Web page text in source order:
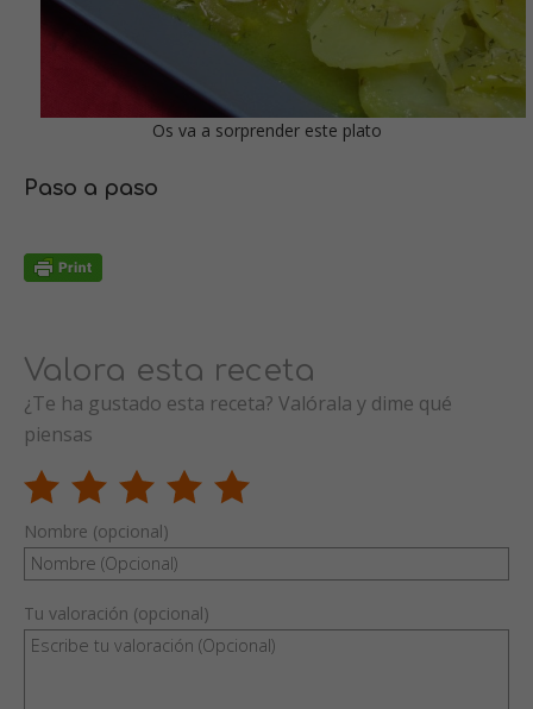
Os va a sorprender este plato
Paso a paso
Valora esta receta
¿Te ha gustado esta receta? Valórala y dime qué
piensas
Nombre (opcional)
Tu valoración (opcional)